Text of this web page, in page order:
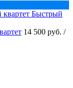
Быстрый
14 500 руб. /